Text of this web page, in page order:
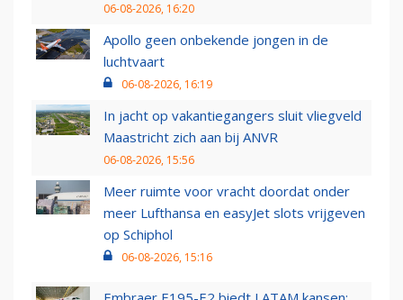
06-08-2026, 16:20
Apollo geen onbekende jongen in de
luchtvaart
06-08-2026, 16:19
In jacht op vakantiegangers sluit vliegveld
Maastricht zich aan bij ANVR
06-08-2026, 15:56
Meer ruimte voor vracht doordat onder
meer Lufthansa en easyJet slots vrijgeven
op Schiphol
06-08-2026, 15:16